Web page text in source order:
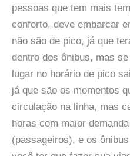
pessoas que tem mais
conforto, deve embarcar
não são de pico, já que
dentro dos ônibus, mas
lugar no horário de pico
já que são os momentos
circulação na linha, mas
horas com maior
(passageiros), e os